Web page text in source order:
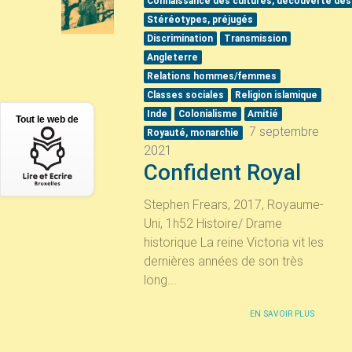
Stéréotypes, préjugés
Discrimination
Transmission
Angleterre
Relations hommes/femmes
Classes sociales
Religion islamique
Inde
Colonialisme
Amitié
Royauté, monarchie
7 septembre
2021
Confident Royal
Stephen Frears, 2017, Royaume-
Uni, 1h52 Histoire/ Drame
historique La reine Victoria vit les
dernières années de son très
long...
EN SAVOIR PLUS
Tout le web de